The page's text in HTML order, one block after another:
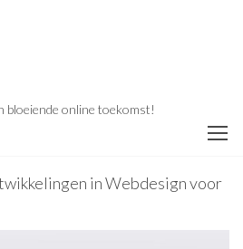
bloeiende online toekomst!
in Webdesign voor